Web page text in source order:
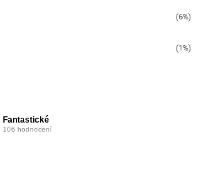
(6%)
(1%)